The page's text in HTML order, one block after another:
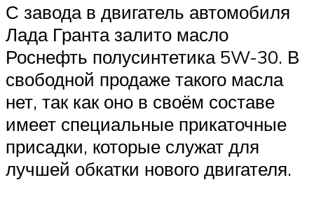
С завода в двигатель автомобиля
Лада Гранта залито масло
Роснефть полусинтетика 5W-30. В
свободной продаже такого масла
нет, так как оно в своём составе
имеет специальные прикаточные
присадки, которые служат для
лучшей обкатки нового двигателя.